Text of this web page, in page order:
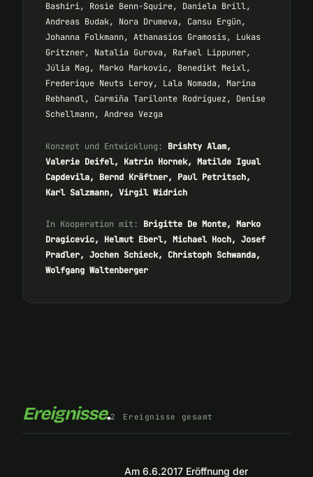
Bashiri, Rosie Benn-Squire, Daniela Brill,
Andreas Budak, Nora Drumeva, Cansu Ergün,
Johanna Folkmann, Athanasios Gramosis, Lukas
Gritzner, Natalia Gurova, Rafael Lippuner,
Júlia Mag, Marko Markovic, Benedikt Meixl,
Frederique Neuts Leroy, Lala Nomada, Marina
Rebhandl, Carmiña Tarilonte Rodríguez, Denise
Schellmann, Andrea Vezga
Konzept und Entwicklung:
Brishty Alam,
Valerie Deifel, Katrin Hornek, Matilde Igual
Capdevila, Bernd Kräftner, Paul Petritsch,
Karl Salzmann, Virgil Widrich
In Kooperation mit:
Brigitte De Monte, Marko
Dragicevic, Helmut Eberl, Michael Hoch, Josef
Pradler, Jochen Schieck, Christoph Schwanda,
Wolfgang Waltenberger
Ereignisse.2 Ereignisse gesamt
Am 6.6.2017 Eröffnung der